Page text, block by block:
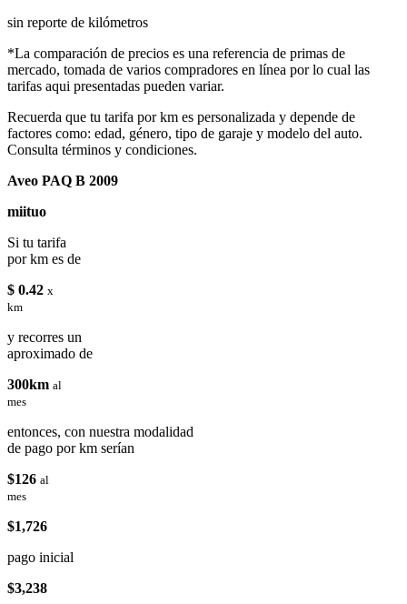
sin reporte de kilómetros
*La comparación de precios es una referencia de primas de
mercado, tomada de varios compradores en línea por lo cual las
tarifas aqui presentadas pueden variar.
Recuerda que tu tarifa por km es personalizada y depende de
factores como: edad, género, tipo de garaje y modelo del auto.
Consulta términos y condiciones.
Aveo PAQ B 2009
miituo
Si tu tarifa
por km es de
$ 0.42 x
km
y recorres un
aproximado de
300km al
mes
entonces, con nuestra modalidad
de pago por km serían
$126 al
mes
$1,726
pago inicial
$3,238